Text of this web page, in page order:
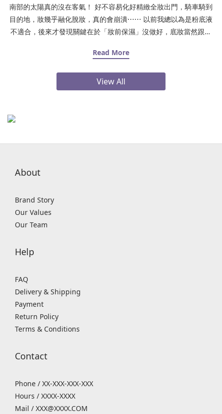
南部的太陽真的沒在客氣！ 好不容易化好精緻全妝出門，騎車騎到
目的地，妝幾乎融化脫妝，真的會崩潰⋯⋯ 以前我總以為是粉底液
不適合，後來才發現關鍵在於「妝前保濕」沒做好，底妝當然跟皮
翼、嘴角開始浮粉卡紋，照鏡子真的好尷尬。後來我調整了妝前步
分鐘 #寶藝MF1保濕凍膜（加強保濕）或是也可以在前一晚厚敷 30
分鐘！敷完清水洗乾淨✨ Step 2：化妝棉濕敷 #益膚水 3 分鐘（打
用了這套保養組合，底妝服貼度直接升級！精緻度提升了，透著自
建議大家，底妝不貼的時候，先檢查肌膚是不是喝飽水了！感謝Cici
Read More
View All
About
Brand Story
Our Values
Our Team
Help
FAQ
Delivery & Shipping
Payment
Return Policy
Terms & Conditions
Contact
Phone / XX-XXX-XXX-XXX
Hours / XXXX-XXXX
Mail / XXX@XXXX.COM